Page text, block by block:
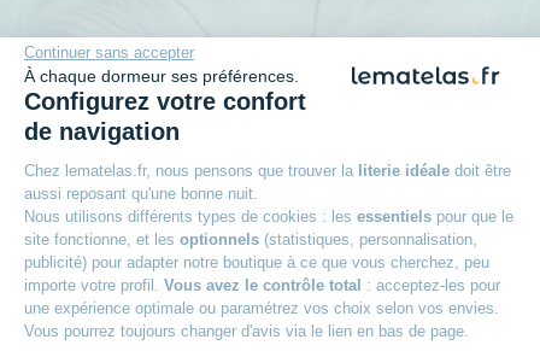
Continuer sans accepter
À chaque dormeur ses préférences.
Configurez votre confort
de navigation
Chez lematelas.fr, nous pensons que trouver la literie idéale doit être
aussi reposant qu'une bonne nuit.
Nous utilisons différents types de cookies : les essentiels pour que le
site fonctionne, et les optionnels (statistiques, personnalisation,
publicité) pour adapter notre boutique à ce que vous cherchez, peu
importe votre profil. Vous avez le contrôle total : acceptez-les pour
une expérience optimale ou paramétrez vos choix selon vos envies.
Vous pourrez toujours changer d'avis via le lien en bas de page.
La société DTLM traite vos données personnelles afin de gérer sa base de
données clients / prospects et de personnaliser les offres qui vous sont
adressées. Vous pouvez exercer vos droits d’accès, de rectification, d’opposition,
de portabilité d’effacement et définir des directives post-mortem.
plus sur la gestion de vos données et vos droits.
100 nuits d’essai
Pour adopter votre matelas
Reprise ancienne literie